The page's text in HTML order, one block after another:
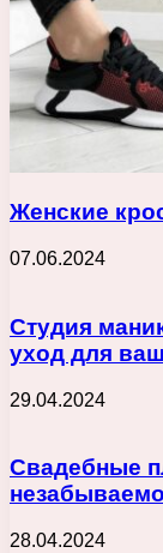
Женские
07.06.2024
Студия
уход для
29.04.2024
Свадебные
28.04.2024